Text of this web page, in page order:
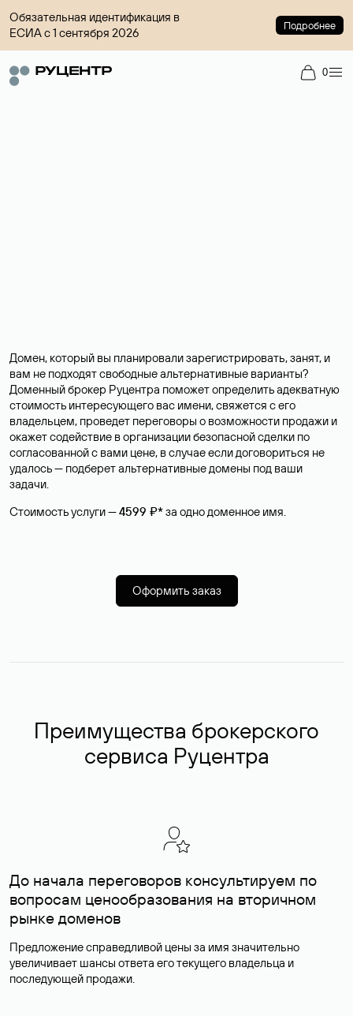
Обязательная идентификация в
ЕСИА с 1 сентября 2026
Подробнее
0
Домен, который вы планировали зарегистрировать, занят, и
вам не подходят свободные альтернативные варианты?
Доменный брокер Руцентра поможет определить адекватную
стоимость интересующего вас имени, свяжется с его
владельцем, проведет переговоры о возможности продажи и
окажет содействие в организации безопасной сделки по
согласованной с вами цене, в случае если договориться не
удалось — подберет альтернативные домены под ваши
задачи.
Стоимость услуги —4599 ₽*за одно доменное имя.
Оформить заказ
Преимущества брокерского
сервиса Руцентра
До начала переговоров консультируем по
вопросам ценообразования на вторичном
рынке доменов
Предложение справедливой цены за имя значительно
увеличивает шансы ответа его текущего владельца и
последующей продажи.